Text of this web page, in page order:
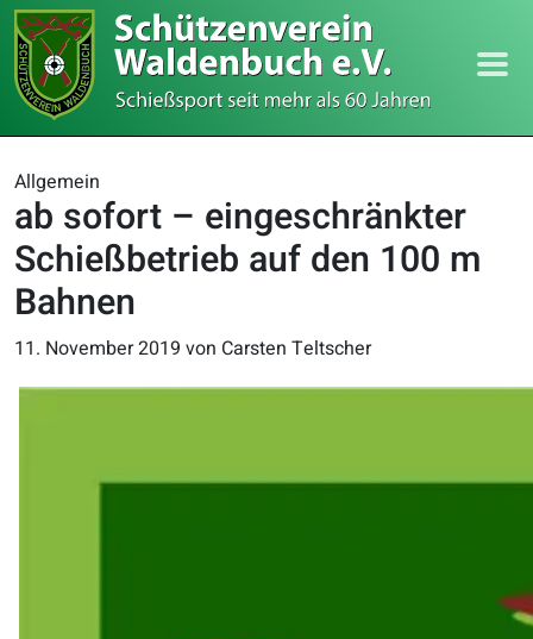
Allgemein
ab sofort – eingeschränkter
Schießbetrieb auf den 100 m
Bahnen
11. November 2019 von Carsten Teltscher